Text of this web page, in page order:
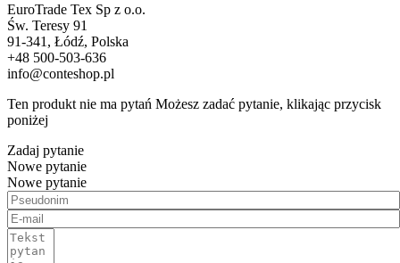
EuroTrade Tex Sp z o.o.
Św. Teresy 91
91-341, Łódź, Polska
+48 500-503-636
info@conteshop.pl
Ten produkt nie ma pytań Możesz zadać pytanie, klikając przycisk
poniżej
Zadaj pytanie
Nowe pytanie
Nowe pytanie